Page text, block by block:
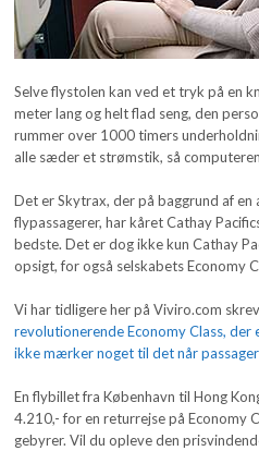
Selve flystolen kan ved et tryk på en
meter lang og helt flad seng, den
rummer over 1000 timers
alle sæder et strømstik, så
Det er Skytrax, der på baggrund af
flypassagerer, har kåret Cathay
bedste. Det er dog ikke kun Cathay
opsigt, for også selskabets Economy
Vi har tidligere her på Viviro.com
revolutionerende Economy Class, der
ikke mærker noget til det når
En flybillet fra København til Hong
4.210,- for en returrejse på Economy
gebyrer. Vil du opleve den